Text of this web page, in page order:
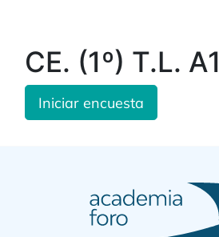
CE. (1º) T.L. A1
Iniciar encuesta